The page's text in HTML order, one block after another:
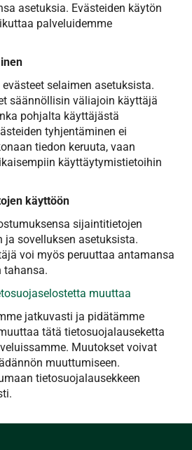
asetuksia. Evästeiden käytön
palveluidemme
selaimen asetuksista.
säännöllisin väliajoin käyttäjä
pohjalta käyttäjästä
tyhjentäminen ei
tiedon keruuta, vaan
käyttäytymistietoihin
käyttöön
sijaintitietojen
ja sovelluksen asetuksista.
voi myös peruuttaa antamansa
tahansa.
muuttaa
jatkuvasti ja pidätämme
tätä tietosuojalauseketta
Muutokset voivat
muuttumiseen.
tietosuojalausekkeen